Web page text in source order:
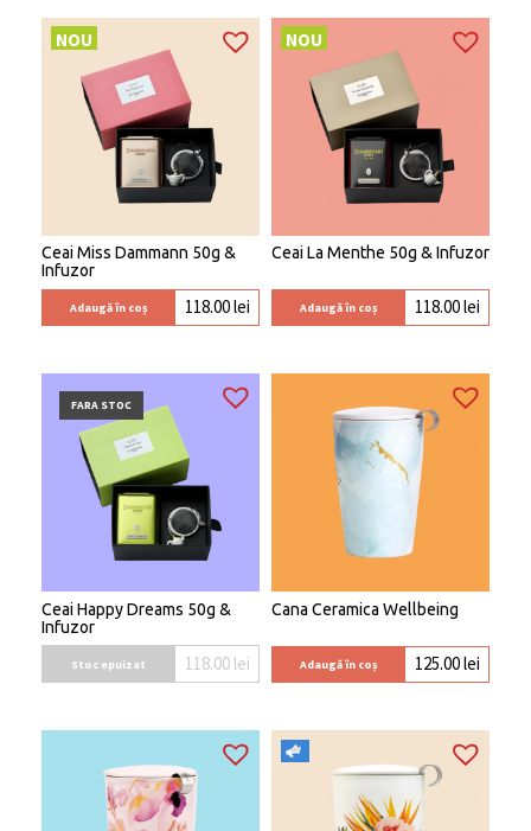
NOU
Ceai Miss Dammann 50g &
Infuzor
Adaugă în coș 118.00lei
NOU
Ceai La Menthe 50g & Infuzor
Adaugă în coș 118.00lei
FARA STOC
Ceai Happy Dreams 50g &
Infuzor
Stoc epuizat 118.00 lei
Cana Ceramica Wellbeing
Adaugă în coș 125.00lei